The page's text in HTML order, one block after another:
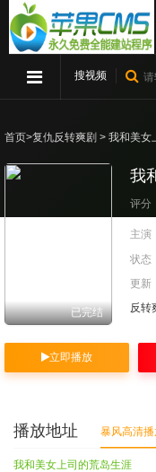
搜视频
首页>复仇反转爽剧 > 我和美女
已完结
我
评分
主演
状态
更新
反转
立即播放
播放地址 暴风高清
我和美女上司的荒岛生涯